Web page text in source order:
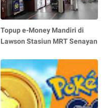
Topup e-Money Mandiri di
Lawson Stasiun MRT Senayan